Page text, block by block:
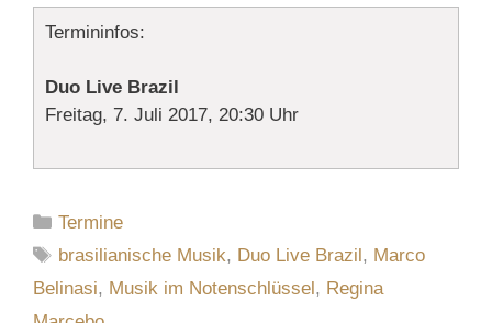
Termininfos:
Duo Live Brazil
Freitag, 7. Juli 2017, 20:30 Uhr
Kategorien
Termine
Schlagwörter
brasilianische Musik, Duo Live Brazil, Marco
Belinasi, Musik im Notenschlüssel, Regina